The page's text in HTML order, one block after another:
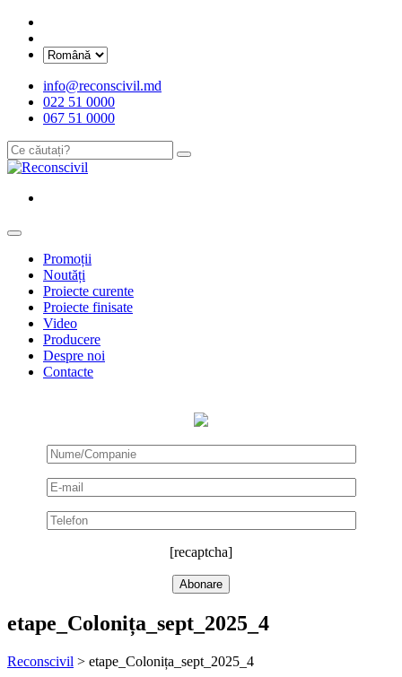
info@reconscivil.md
022 51 0000
067 51 0000
Promoții
Noutăți
Proiecte curente
Proiecte finisate
Video
Producere
Despre noi
Contacte
[recaptcha]
etape_Colonița_sept_2025_4
Reconscivil > etape_Colonița_sept_2025_4